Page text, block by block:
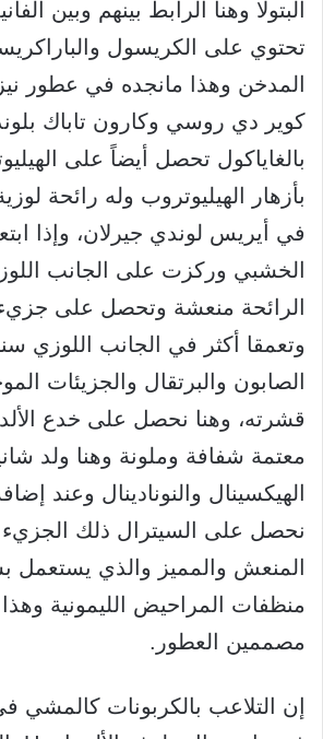
البتولا وهنا الرابط بينهم وبين
تحتوي على الكريسول
المدخن وهذا مانجده في عطور
كوير دي روسي وكارون تاباك
بالغاياكول تحصل أيضاً على
بأزهار الهيليوتروب وله رائحة
في أيريس لوندي جيرلان، وإذا
الخشبي وركزت على الجانب
الرائحة منعشة وتحصل على جزيء
وتعمقا أكثر في الجانب اللوزي
الصابون والبرتقال والجزيئات
قشرته، وهنا نحصل على خدع
الهيكسينال والنونادينال وعند
نحصل على السيترال ذلك
المنعش والمميز والذي يستعمل
منظفات المراحيض الليمونية
مصممين العطور.
إن التلاعب بالكربونات كالمشي